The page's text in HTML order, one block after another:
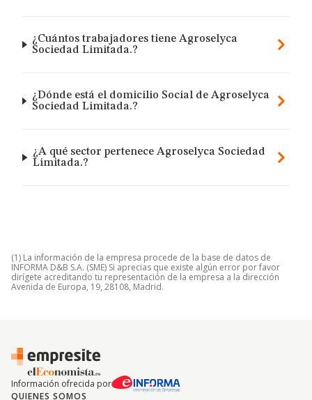
¿Cuántos trabajadores tiene Agroselyca
Sociedad Limitada.?
¿Dónde está el domicilio Social de Agroselyca
Sociedad Limitada.?
¿A qué sector pertenece Agroselyca Sociedad
Limitada.?
(1) La información de la empresa procede de la base de datos de
INFORMA D&B S.A. (SME) Si aprecias que existe algún error por favor
dirígete acreditando tu representación de la empresa a la dirección
Avenida de Europa, 19, 28108, Madrid.
Información ofrecida por
QUIENES SOMOS